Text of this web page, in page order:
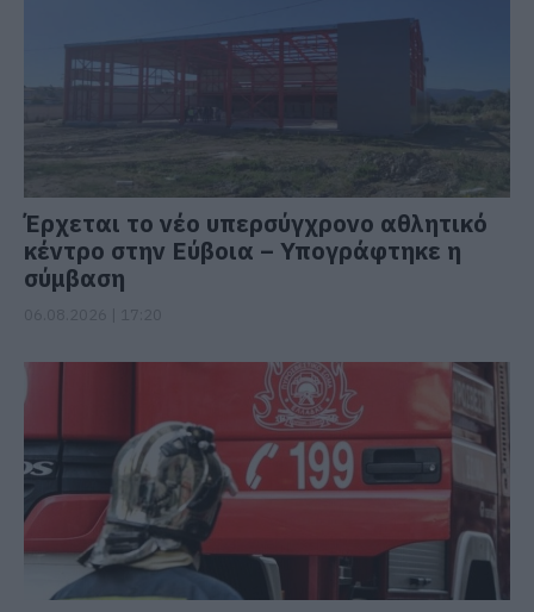
Έρχεται το νέο υπερσύγχρονο αθλητικό
κέντρο στην Εύβοια – Υπογράφτηκε η
σύμβαση